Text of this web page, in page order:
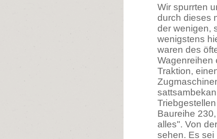
Wir spurrten
durch dieses
der wenigen,
wenigstens
waren des
Wagenreihen
Traktion,
Baureihe
alles". Von
sehen. Es sei